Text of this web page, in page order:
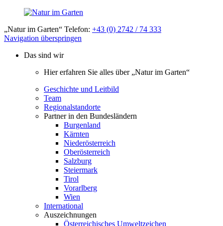
„Natur im Garten“ Telefon: +43 (0) 2742 / 74 333
Navigation überspringen
Das sind wir
Hier erfahren Sie alles über „Natur im Garten“
Geschichte und Leitbild
Team
Regionalstandorte
Partner in den Bundesländern
Burgenland
Kärnten
Niederösterreich
Oberösterreich
Salzburg
Steiermark
Tirol
Vorarlberg
Wien
International
Auszeichnungen
Österreichisches Umweltzeichen